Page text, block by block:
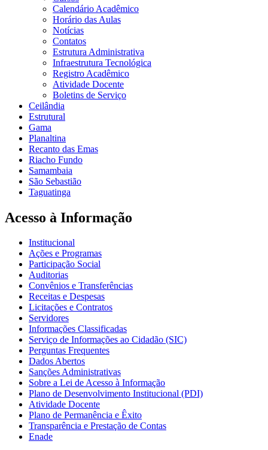
Calendário Acadêmico
Horário das Aulas
Notícias
Contatos
Estrutura Administrativa
Infraestrutura Tecnológica
Registro Acadêmico
Atividade Docente
Boletins de Serviço
Ceilândia
Estrutural
Gama
Planaltina
Recanto das Emas
Riacho Fundo
Samambaia
São Sebastião
Taguatinga
Acesso à Informação
Institucional
Ações e Programas
Participação Social
Auditorias
Convênios e Transferências
Receitas e Despesas
Licitações e Contratos
Servidores
Informações Classificadas
Serviço de Informações ao Cidadão (SIC)
Perguntas Frequentes
Dados Abertos
Sanções Administrativas
Sobre a Lei de Acesso à Informação
Plano de Desenvolvimento Institucional (PDI)
Atividade Docente
Plano de Permanência e Êxito
Transparência e Prestação de Contas
Enade